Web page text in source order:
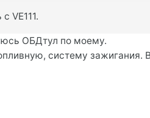
VE111.
ОБДтул по моему.
систему зажигания.